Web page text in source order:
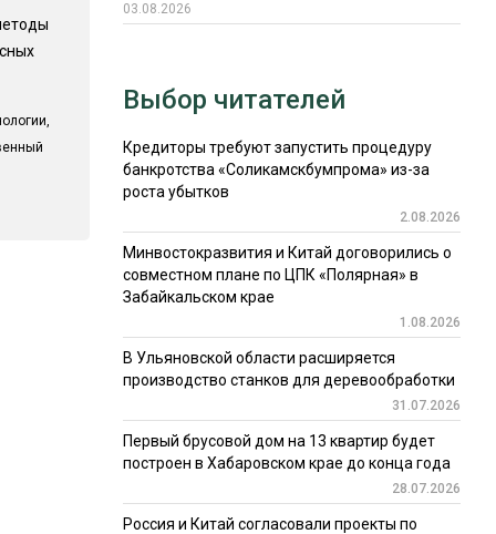
03.08.2026
Выбор читателей
Кредиторы требуют запустить процедуру
банкротства «Соликамскбумпрома» из-за
роста убытков
2.08.2026
Минвостокразвития и Китай договорились о
совместном плане по ЦПК «Полярная» в
Забайкальском крае
1.08.2026
В Ульяновской области расширяется
производство станков для деревообработки
31.07.2026
Первый брусовой дом на 13 квартир будет
построен в Хабаровском крае до конца года
28.07.2026
Россия и Китай согласовали проекты по